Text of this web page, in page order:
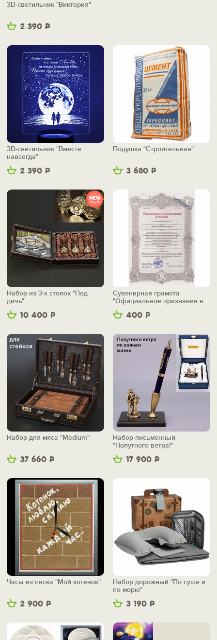
2 390 Р
3D-светильник "Виктория"
2 390 Р
3D-светильник "Вместе
навсегда"
3 680 Р
Подушка "Строительная"
10 400 Р
Набор из 3-х стопок "Под
дичь"
400 Р
Сувенирная грамота
"Официальное признание в
любви"
37 660 Р
Набор для мяса "Medium"
17 900 Р
Набор письменный
"Попутного ветра!"
2 900 Р
Часы из песка "Мой котенок"
3 190 Р
Набор дорожный "По суше и
по морю"